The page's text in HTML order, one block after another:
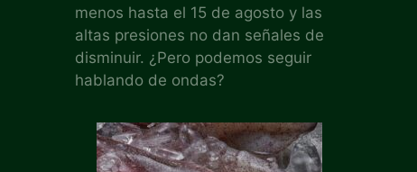
menos hasta el 15 de agosto y las
altas presiones no dan señales de
disminuir. ¿Pero podemos seguir
hablando de ondas?